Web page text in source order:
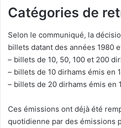
Catégories de
Selon le communiqué, la
billets datant des années 1980
– billets de 10, 50, 100 et 200
– billets de 10 dirhams émis en
– billets de 20 dirhams émis en
Ces émissions ont déjà été
quotidienne par des émissions